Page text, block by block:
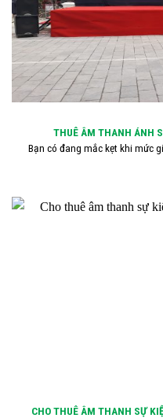
THUÊ ÂM THANH ÁNH
Bạn có đang mắc kẹt khi mức
CHO THUÊ ÂM THANH SỰ